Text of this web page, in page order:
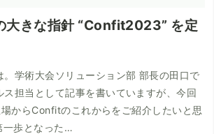
きな指針 “Confit2023” を定
。学術大会ソリューション部 部長の田口で
担当として記事を書いていますが、今回
からConfitのこれからをご紹介したいと思
一歩となった…